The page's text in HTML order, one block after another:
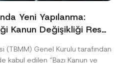
Yeni Yapılanma:
Kanun Değişikliği Resmî
(TBMM) Genel Kurulu tarafından
kabul edilen “Bazı Kanun ve